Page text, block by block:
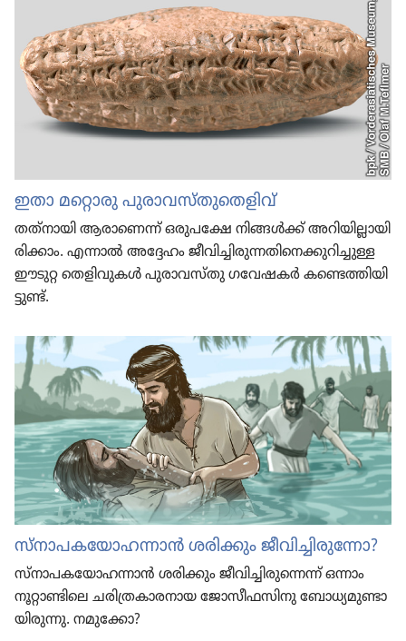
ഇതാ മറ്റൊരു പുരാ​വ​സ്‌തു​തെ​ളിവ്‌
തത്‌നാ​യി ആരാ​ണെന്ന്‌ ഒരുപക്ഷേ നിങ്ങൾക്ക്‌ അറിയി​ല്ലാ​യി​
രി​ക്കാം. എന്നാൽ അദ്ദേഹം ജീവി​ച്ചി​രു​ന്ന​തി​നെ​ക്കു​റി​ച്ചുള്ള
ഈടുറ്റ തെളി​വു​കൾ പുരാ​വ​സ്‌തു ഗവേഷകർ കണ്ടെത്തി​യി​
ട്ടുണ്ട്‌.
സ്‌നാ​പ​ക​യോ​ഹ​ന്നാൻ ശരിക്കും ജീവിച്ചിരുന്നോ?
സ്‌നാ​പ​ക​യോ​ഹ​ന്നാൻ ശരിക്കും ജീവി​ച്ചി​രു​ന്നെന്ന്‌ ഒന്നാം
നൂറ്റാ​ണ്ടി​ലെ ചരി​ത്ര​കാ​ര​നായ ജോസീ​ഫ​സി​നു ബോധ്യ​മു​ണ്ടാ​
യി​രു​ന്നു. നമുക്കോ?